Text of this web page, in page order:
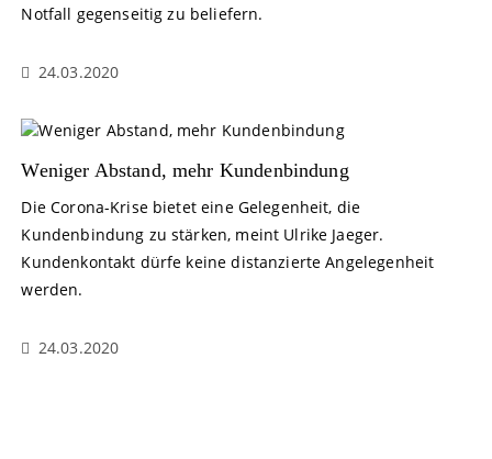
Notfall gegenseitig zu beliefern.
24.03.2020
Weniger Abstand, mehr Kundenbindung
Die Corona-Krise bietet eine Gelegenheit, die
Kundenbindung zu stärken, meint Ulrike Jaeger.
Kundenkontakt dürfe keine distanzierte Angelegenheit
werden.
24.03.2020